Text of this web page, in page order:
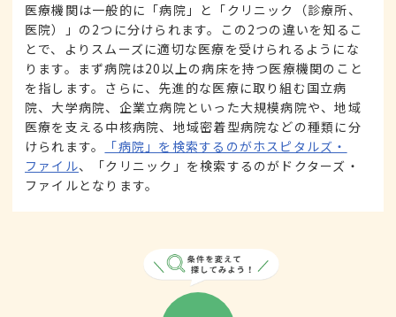
医療機関は一般的に「病院」と「クリニック（診療所、
医院）」の2つに分けられます。この2つの違いを知るこ
とで、よりスムーズに適切な医療を受けられるようにな
ります。まず病院は20以上の病床を持つ医療機関のこと
を指します。さらに、先進的な医療に取り組む国立病
院、大学病院、企業立病院といった大規模病院や、地域
医療を支える中核病院、地域密着型病院などの種類に分
けられます。
「病院」を検索するのがホスピタルズ・
ファイル、「クリニック」を検索するのがドクターズ・
ファイルとなります。